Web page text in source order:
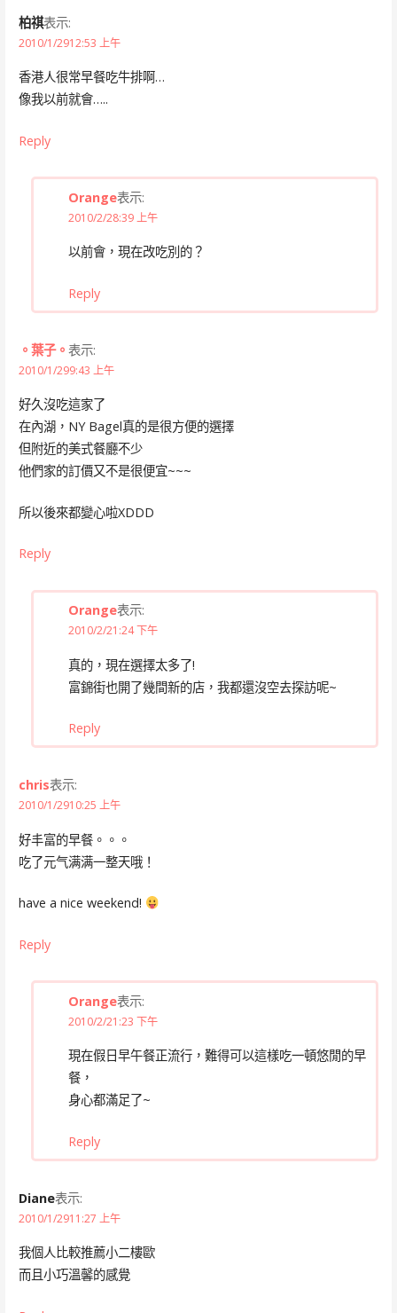
柏祺表示:
2010/1/2912:53 上午
香港人很常早餐吃牛排啊…
像我以前就會…..
Reply
Orange表示:
2010/2/28:39 上午
以前會，現在改吃別的？
Reply
。葉子。 表示:
2010/1/299:43 上午
好久沒吃這家了
在內湖，NY Bagel真的是很方便的選擇
但附近的美式餐廳不少
他們家的訂價又不是很便宜~~~
所以後來都變心啦XDDD
Reply
Orange表示:
2010/2/21:24 下午
真的，現在選擇太多了!
富錦街也開了幾間新的店，我都還沒空去探訪呢~
Reply
chris表示:
2010/1/2910:25 上午
好丰富的早餐。。。
吃了元气满满一整天哦！
have a nice weekend!
Reply
Orange表示:
2010/2/21:23 下午
現在假日早午餐正流行，難得可以這樣吃一頓悠閒的早
餐，
身心都滿足了~
Reply
Diane表示:
2010/1/2911:27 上午
我個人比較推薦小二樓歐
而且小巧溫馨的感覺